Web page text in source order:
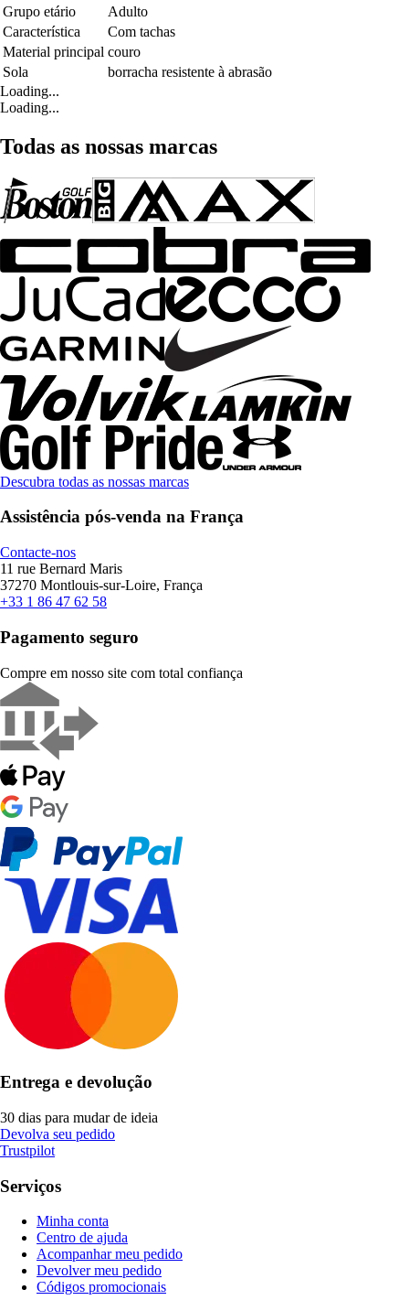
Grupo etário
Adulto
Característica
Com tachas
Material principal couro
Sola
borracha resistente à abrasão
Loading...
Loading...
Todas as nossas marcas
Descubra todas as nossas marcas
Assistência pós-venda na França
Contacte-nos
11 rue Bernard Maris
37270 Montlouis-sur-Loire, França
+33 1 86 47 62 58
Pagamento seguro
Compre em nosso site com total confiança
Entrega e devolução
30 dias para mudar de ideia
Devolva seu pedido
Trustpilot
Serviços
Minha conta
Centro de ajuda
Acompanhar meu pedido
Devolver meu pedido
Códigos promocionais